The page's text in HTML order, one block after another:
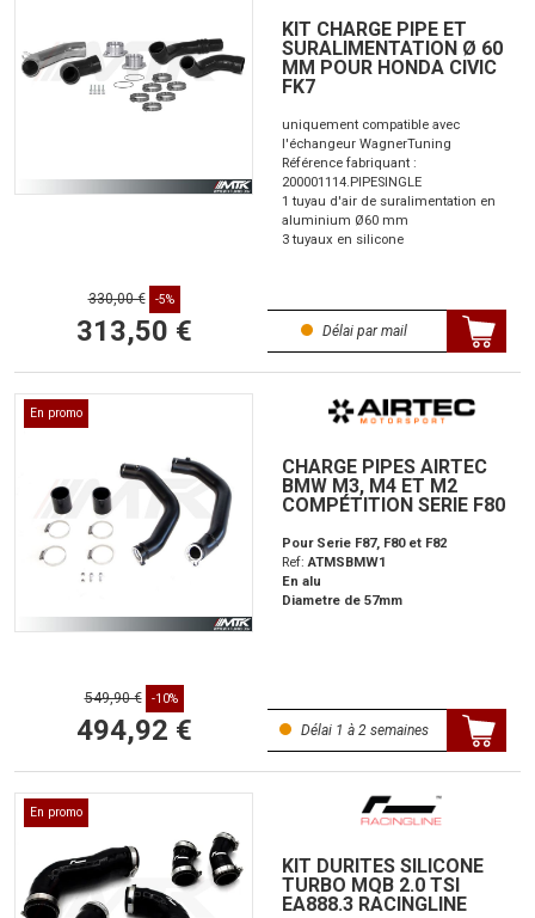
KIT CHARGE PIPE ET
SURALIMENTATION Ø 60
MM POUR HONDA CIVIC
FK7
uniquement compatible avec
l'échangeur WagnerTuning
Référence fabriquant :
200001114.PIPESINGLE
1 tuyau d'air de suralimentation en
aluminium Ø60 mm
3 tuyaux en silicone
330,00 € -5%
313,50 € Délai par mail
En promo
CHARGE PIPES AIRTEC
BMW M3, M4 ET M2
COMPÉTITION SERIE F80
Pour Serie F87, F80 et F82
Ref:ATMSBMW1
En alu
Diametre de 57mm
549,90 € -10%
494,92 € Délai 1 à 2 semaines
En promo
KIT DURITES SILICONE
TURBO MQB 2.0 TSI
EA888.3 RACINGLINE